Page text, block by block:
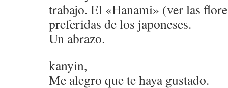
trabajo. El «Hanami» (ver las
preferidas de los japoneses.
Un abrazo.
kanyin,
Me alegro que te haya gustado.